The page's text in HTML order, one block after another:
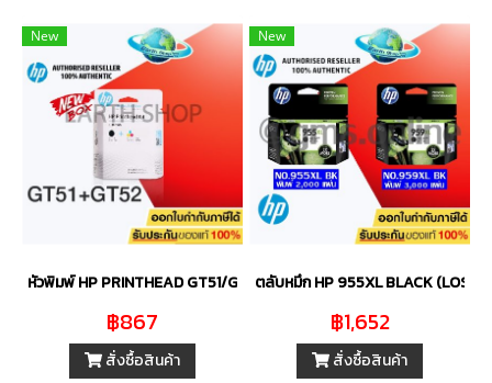
New
หัวพิมพ์ HP PRINTHEAD GT51/GT52 (3JB06A) BLACK/COLOR ของแท้
฿867
สั่งซื้อสินค้า
New
ตลับหมึก HP 955XL BLACK
฿1,652
สั่งซื้อสินค้า